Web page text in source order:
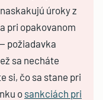
úroky z
pri opakovanom
požiadavka
sa necháte
si, čo sa stane pri
osankciách pri